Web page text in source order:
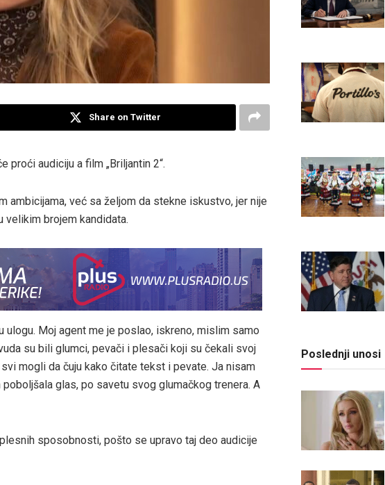
Share on Twitter
audiciju a film „Briljantin 2“.
ambicijama, već sa željom da stekne iskustvo, jer nije
velikim brojem kandidata.
ulogu. Moj agent me je poslao, iskreno, mislim samo
su bili glumci, pevači i plesači koji su čekali svoj
mogli da čuju kako čitate tekst i pevate. Ja nisam
glas, po savetu svog glumačkog trenera. A
sposobnosti, pošto se upravo taj deo audicije
Poslednji unosi